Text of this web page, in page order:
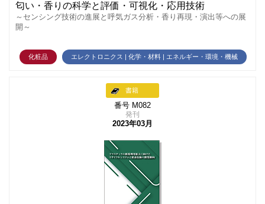
匂い・香りの科学と評価・可視化・応用技術
～センシング技術の進展と呼気ガス分析・香り再現・演出等への展
開～
化粧品 エレクトロニクス | 化学・材料 | エネルギー・環境・機械
書籍
番号 M082
発刊
2023年03月